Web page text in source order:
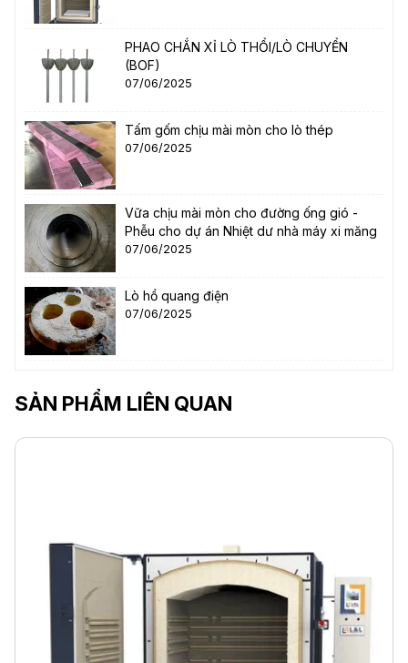
PHAO CHẮN XỈ LÒ THỔI/LÒ CHUYỂN
(BOF)
07/06/2025
Tấm gốm chịu mài mòn cho lò thép
07/06/2025
Vữa chịu mài mòn cho đường ống gió -
Phễu cho dự án Nhiệt dư nhà máy xi măng
07/06/2025
Lò hồ quang điện
07/06/2025
SẢN PHẨM LIÊN QUAN